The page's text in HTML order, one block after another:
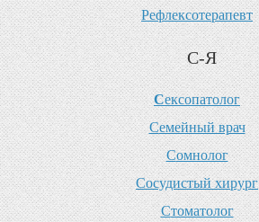
Рефлексотерапевт
С-Я
Сексопатолог
Семейный врач
Сомнолог
Сосудистый хирург
Стоматолог